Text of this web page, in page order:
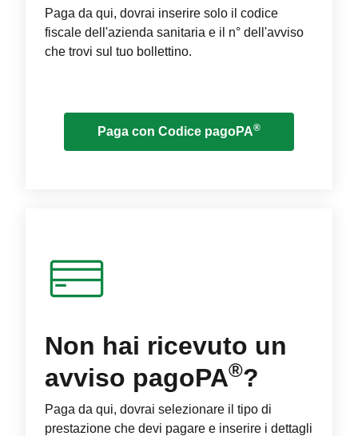
Paga da qui, dovrai inserire solo il codice
fiscale dell'azienda sanitaria e il n° dell'avviso
che trovi sul tuo bollettino.
Paga con Codice pagoPA®
Non hai ricevuto un
avviso pagoPA®?
Paga da qui, dovrai selezionare il tipo di
prestazione che devi pagare e inserire i dettagli